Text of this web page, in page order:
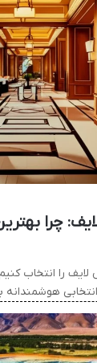
چرا
لایف را انتخاب
هوشمندانه